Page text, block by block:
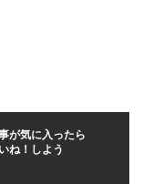
が気に入ったら
ね！しよう